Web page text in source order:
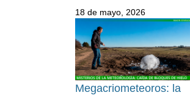
18 de mayo, 2026
Megacriometeoros: la